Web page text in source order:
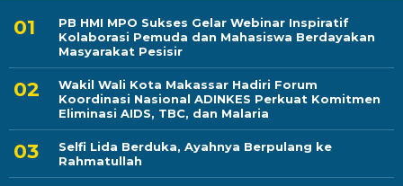
PB HMI MPO Sukses Gelar Webinar Inspiratif
Kolaborasi Pemuda dan Mahasiswa Berdayakan
Masyarakat Pesisir
Wakil Wali Kota Makassar Hadiri Forum
Koordinasi Nasional ADINKES Perkuat Komitmen
Eliminasi AIDS, TBC, dan Malaria
Selfi Lida Berduka, Ayahnya Berpulang ke
Rahmatullah